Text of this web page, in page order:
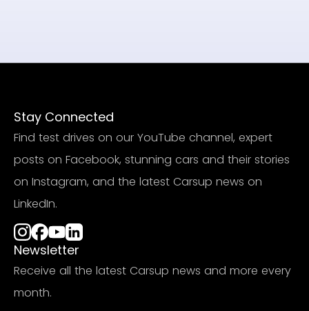
Stay Connected
Find test drives on our YouTube channel, expert
posts on Facebook, stunning cars and their stories
on Instagram, and the latest Carsup news on
LinkedIn.
Newsletter
Receive all the latest Carsup news and more every
month.